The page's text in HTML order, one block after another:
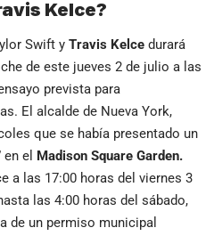
Kelce?
Swift y Travis Kelce durará
de este jueves 2 de julio a las
prevista para
El alcalde de Nueva York,
que se había presentado un
el Madison Square Garden.
a las 17:00 horas del viernes 3
las 4:00 horas del sábado,
de un permiso municipal